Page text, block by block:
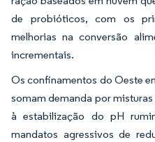
de probióticos, com os
melhorias na conversão
incrementais.
Os confinamentos do Oeste
somam demanda por
à estabilização do pH
mandatos agressivos de